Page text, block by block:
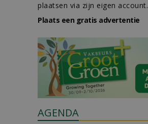
plaatsen via zijn eigen account.
Plaats een gratis advertentie
AGENDA